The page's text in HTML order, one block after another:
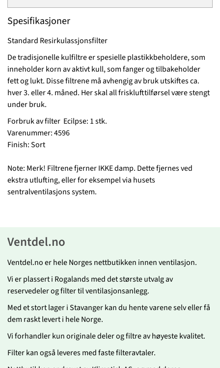
Spesifikasjoner
Standard Resirkulassjonsfilter
De tradisjonelle kulfiltre er spesielle plastikkbeholdere, som
inneholder korn av aktivt kull, som fanger og tilbakeholder
fett og lukt. Disse filtrene må avhengig av bruk utskiftes ca.
hver 3. eller 4. måned. Her skal all frisklufttilførsel være stengt
under bruk.
Forbruk av filter Ecilpse: 1 stk.
Varenummer: 4596
Finish: Sort
Note: Merk! Filtrene fjerner IKKE damp. Dette fjernes ved
ekstra utlufting, eller for eksempel via husets
sentralventilasjons system.
Ventdel.no
Ventdel.no er hele Norges nettbutikken innen ventilasjon.
Vi er plassert i Rogalands med det største utvalg av
reservedeler og filter til ventilasjonsanlegg.
Med et stort lager i Stavanger kan du hente varene selv eller få
dem raskt levert i hele Norge.
Vi forhandler kun originale deler og filtre av høyeste kvalitet.
Filter kan også leveres med faste filteravtaler.